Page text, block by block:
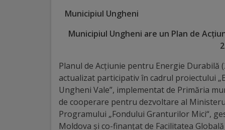
titlului
„Merite
Ungheni”
Diplome
Excelență
Municipiul Ungheni
Municipiul Ungheni are un Plan de
Planul de Acțiunie pentru Energie Durabilă
actualizat participativ în cadrul proiectului
Ungheni Vale”, implementat de Primăria
de cooperare pentru dezvoltare al
Programului „Fondului Granturilor Mici“,
Moldova și co-finanțat de Facilitatea